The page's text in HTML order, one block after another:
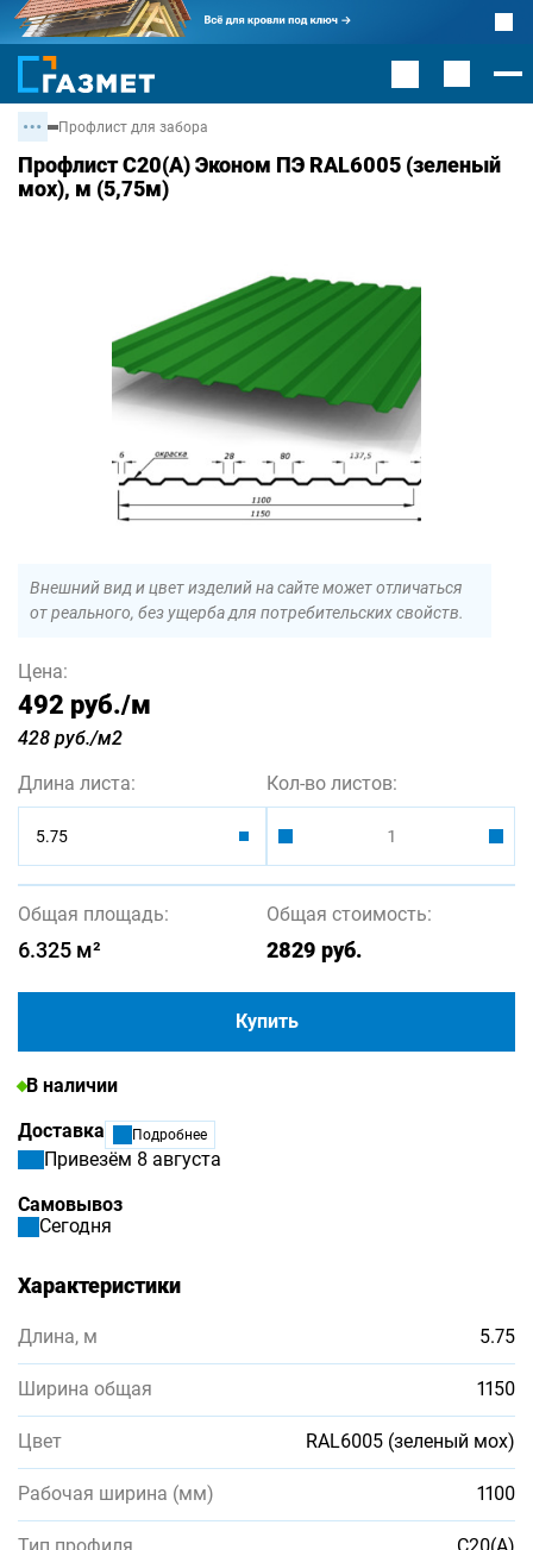
Профлист для забора
Профлист С20(А) Эконом ПЭ RAL6005 (зеленый
мох), м (5,75м)
Внешний вид и цвет изделий на сайте может отличаться
от реального, без ущерба для потребительских свойств.
Цена:
492 руб./м
428 руб./м2
Длина листа:
5.75
Кол-во листов:
Общая площадь:
6.325 м²
Общая стоимость:
2829 руб.
Купить
В наличии
Доставка
Подробнее
Привезём 8 августа
Самовывоз
Сегодня
Характеристики
Длина, м 5.75
Ширина общая 1150
Цвет RAL6005 (зеленый мох)
Рабочая ширина (мм) 1100